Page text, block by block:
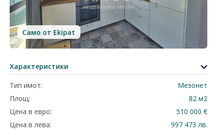
Само от Ekipat
Характеристики
Тип имот:
Мезонет
Площ:
82 м2
Цена в евро:
510 000 €
Цена в лева:
997 473 лв.